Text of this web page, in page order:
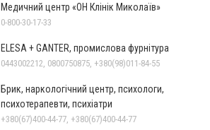
Медичний центр «ОН Клінік Миколаїв»
0-800-30-17-33
ELESA + GANTER, промислова фурнітура
0443002212, 0800750875, +380(98)011-84-55
Брик, наркологічний центр, психологи,
психотерапевти, психіатри
+380(67)400-44-77, +380(67)400-44-77